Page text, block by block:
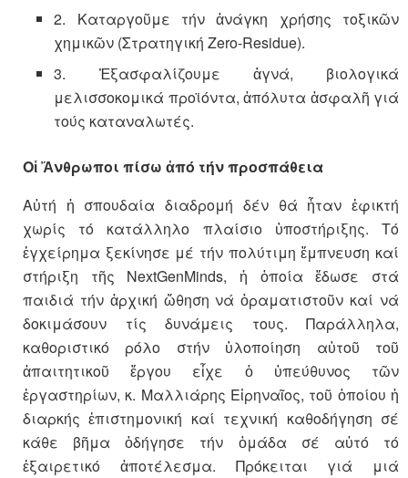
2. Καταργοῦμε τήν ἀνάγκη χρήσης τοξικῶν
χημικῶν (Στρατηγική Zero-Residue).
3. Ἐξασφαλίζουμε ἁγνά, βιολογικά
μελισσοκομικά προϊόντα, ἀπόλυτα ἀσφαλῆ γιά
τούς καταναλωτές.
Οἱ Ἄνθρωποι πίσω ἀπό τήν προσπάθεια
Αὐτή ἡ σπουδαία διαδρομή δέν θά ἦταν ἐφικτή
χωρίς τό κατάλληλο πλαίσιο ὑποστήριξης. Τό
ἐγχείρημα ξεκίνησε μέ τήν πολύτιμη ἔμπνευση καί
στήριξη τῆς NextGenMinds, ἡ ὁποία ἔδωσε στά
παιδιά τήν ἀρχική ὤθηση νά ὁραματιστοῦν καί νά
δοκιμάσουν τίς δυνάμεις τους. Παράλληλα,
καθοριστικό ρόλο στήν ὑλοποίηση αὐτοῦ τοῦ
ἀπαιτητικοῦ ἔργου εἶχε ὁ ὑπεύθυνος τῶν
ἐργαστηρίων, κ. Μαλλιάρης Εἰρηναῖος, τοῦ ὁποίου ἡ
διαρκής ἐπιστημονική καί τεχνική καθοδήγηση σέ
κάθε βῆμα ὁδήγησε τήν ὁμάδα σέ αὐτό τό
ἐξαιρετικό ἀποτέλεσμα. Πρόκειται γιά μιά